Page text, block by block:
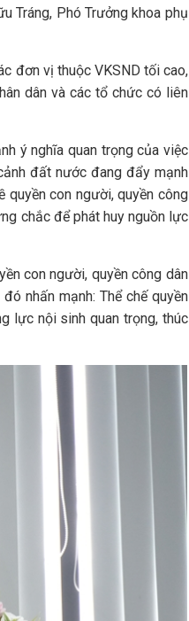
Tráng, Phó Trưởng khoa phụ
đơn vị thuộc VKSND tối cao,
dân và các tổ chức có liên
ý nghĩa quan trọng của việc
đất nước đang đẩy mạnh
quyền con người, quyền công
chắc để phát huy nguồn lực
con người, quyền công dân
nhấn mạnh: Thể chế quyền
lực nội sinh quan trọng, thúc